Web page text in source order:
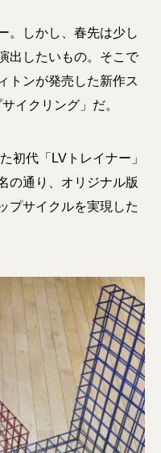
。しかし、春先は少し
出したいもの。そこで
トンが発売した新作ス
イクリング」だ。
初代「LVトレイナー」
の通り、オリジナル版
プサイクルを実現した